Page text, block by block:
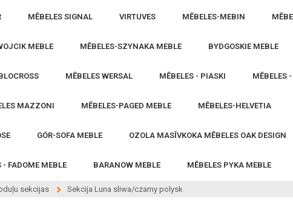
MĒBELES SIGNAL VIRTUVES MĒBELES-MEBIN
MEBLE MĒBELES-SZYNAKA MEBLE BYDGOSKIE MEBLE
MĒBELES WERSAL MĒBELES - PIASKI MĒBELES
MAZZONI MĒBELES-PAGED MEBLE MĒBELES-HELVETIA
GÓR-SOFA MEBLE OZOLA MASĪVKOKA MĒBELES OAK DESIGN
- FADOME MEBLE BARANOW MEBLE MĒBELES PYKA MEBLE
sekcijas Sekcija Luna sliwa/czarny polysk